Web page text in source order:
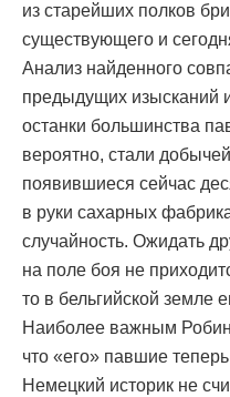
из старейших полков
существующего и
Анализ найденного
предыдущих изысканий
останки большинства
вероятно, стали
появившиеся сейчас
в руки сахарных
случайность. Ожидать
на поле боя не
то в бельгийской земле
Наиболее важным
что «его» павшие
Немецкий историк не